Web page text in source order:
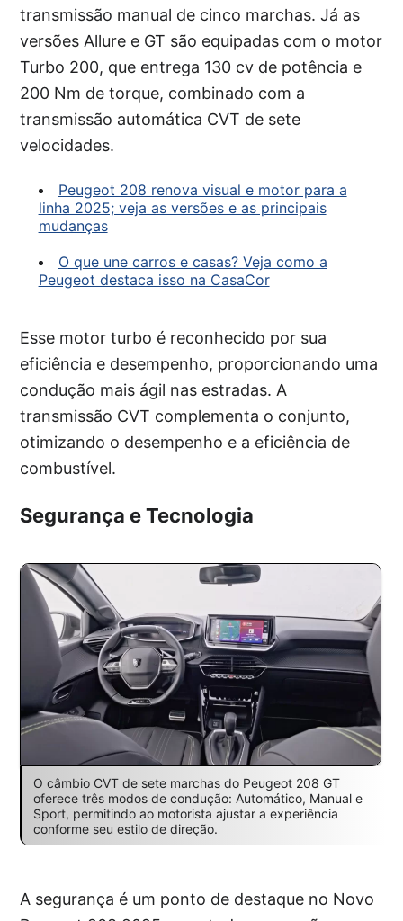
transmissão manual de cinco marchas. Já as
versões Allure e GT são equipadas com o motor
Turbo 200, que entrega 130 cv de potência e
200 Nm de torque, combinado com a
transmissão automática CVT de sete
velocidades.
Peugeot 208 renova visual e motor para a
linha 2025; veja as versões e as principais
mudanças
O que une carros e casas? Veja como a
Peugeot destaca isso na CasaCor
Esse motor turbo é reconhecido por sua
eficiência e desempenho, proporcionando uma
condução mais ágil nas estradas. A
transmissão CVT complementa o conjunto,
otimizando o desempenho e a eficiência de
combustível.
Segurança e Tecnologia
O câmbio CVT de sete marchas do Peugeot 208 GT
oferece três modos de condução: Automático, Manual e
Sport, permitindo ao motorista ajustar a experiência
conforme seu estilo de direção.
A segurança é um ponto de destaque no Novo